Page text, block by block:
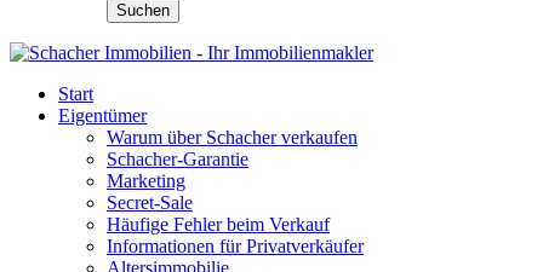
Suchen
Start
Eigentümer
Warum über Schacher verkaufen
Schacher-Garantie
Marketing
Secret-Sale
Häufige Fehler beim Verkauf
Informationen für Privatverkäufer
Altersimmobilie